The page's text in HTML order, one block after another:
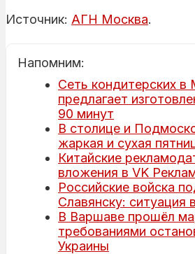
Источник: АГН Москва.
Напомним:
Сеть кондитерских в
предлагает
90 минут
В столице и
жаркая и сухая
Китайские
вложения в VK
Российские войска
Славянску: ситуация
В Варшаве прошёл
требованиями
Украины